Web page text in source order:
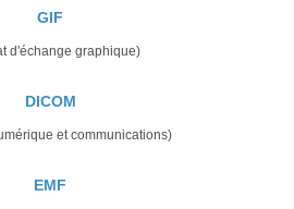
GIF
d'échange graphique)
DICOM
et communications)
EMF